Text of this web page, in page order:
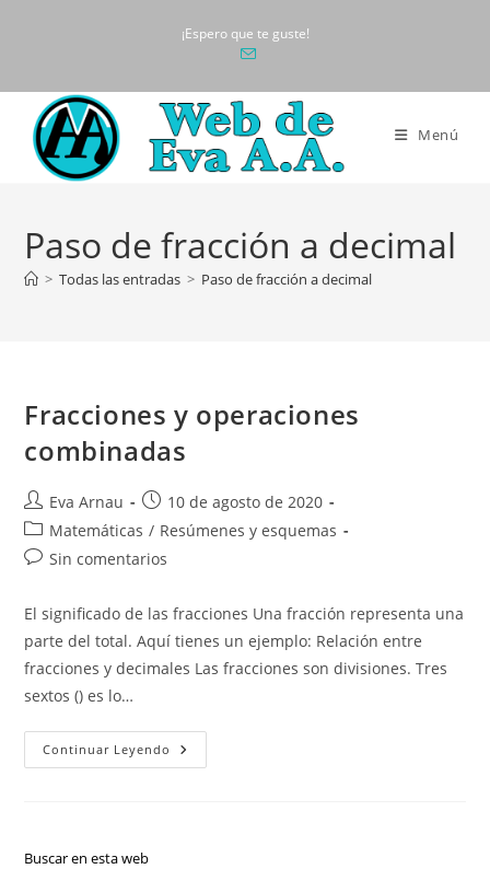
¡Espero que te guste!
Menú
Paso de fracción a decimal
> Todas las entradas > Paso de fracción a decimal
Fracciones y operaciones
combinadas
Autor
de
la
entrada:
Eva Arnau
Publicación
de
entrada:
10 de agosto de 2020
Categoría
de
Matemáticas / Resúmenes y esquemas
Comentarios
la
entrada:
Sin comentarios
El significado de las fracciones Una fracción representa una
parte del total. Aquí tienes un ejemplo: Relación entre
fracciones y decimales Las fracciones son divisiones. Tres
sextos () es lo…
Continuar Leyendo Fracciones
Y
Buscar en esta web